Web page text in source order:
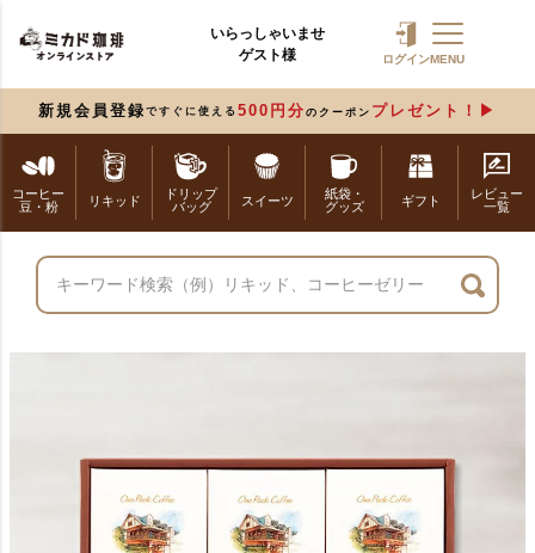
いらっしゃいませ
ゲスト様
ログインMENU
新規会員登録 ですぐに使える 500円分 のクーポン プレゼント！
コーヒー
豆・粉
リキッド
ドリップ
バッグ
スイーツ
紙袋・
グッズ
ギフト
レビュー
一覧